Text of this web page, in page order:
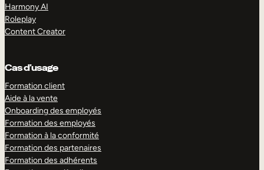
Harmony AI
Roleplay
Content Creator
Cas d’usage
Formation client
Aide à la vente
Onboarding des employés
Formation des employés
Formation à la conformité
Formation des partenaires
Formation des adhérents